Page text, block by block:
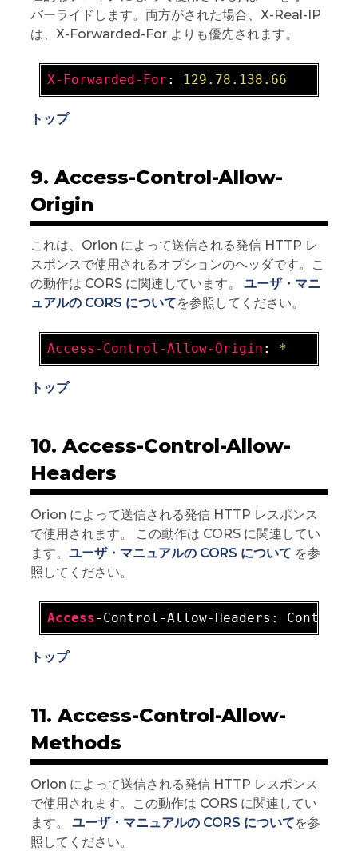
バーライドします。両方がされた場合、X-Real-IP
は、X-Forwarded-For よりも優先されます。
X-Forwarded-For : 129.78.138.66
トップ
9. Access-Control-Allow-
Origin
これは、Orion によって送信される発信 HTTP レ
スポンスで使用されるオプションのヘッダです。こ
の動作は CORS に関連しています。 ユーザ・マニ
ュアルの CORS についてを参照してください。
Access-Control-Allow-Origin : *
トップ
10. Access-Control-Allow-
Headers
Orion によって送信される発信 HTTP レスポンス
で使用されます。 この動作は CORS に関連してい
ます。 ユーザ・マニュアルの CORS について を参
照してください。
Access-Control-Allow-Headers: Content-
トップ
11. Access-Control-Allow-
Methods
Orion によって送信される発信 HTTP レスポンス
で使用されます。この動作は CORS に関連してい
ます。 ユーザ・マニュアルの CORS についてを参
照してください。